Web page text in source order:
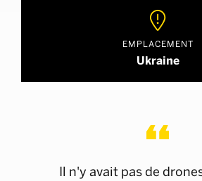

EMPLACEMENT
Ukraine
Il n'y avait pas de